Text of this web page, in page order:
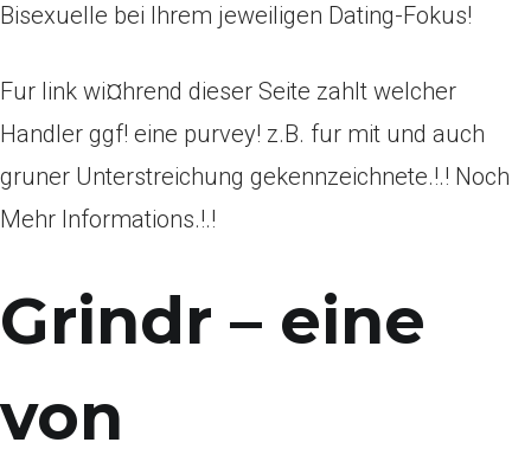
Bisexuelle bei Ihrem jeweiligen Dating-Fokus!
Fur link wi¤hrend dieser Seite zahlt welcher
Handler ggf! eine purvey! z.B. fur mit und auch
gruner Unterstreichung gekennzeichnete.!.! Noch
Mehr Informations.!.!
Grindr – eine
von